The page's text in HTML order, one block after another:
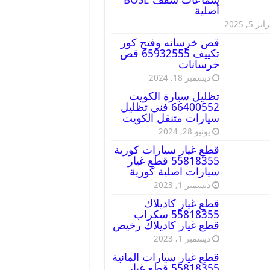
أصلية
5, 2025
قص خرسانه وفتح كور
تكييف 65932555 قص
خرسانات
ديسمبر 18, 2024
تظليل سيارة الكويت
66400552 فني تظليل
سيارات متنقل الكويت
يونيو 28, 2024
قطع غيار سيارات كورية
55818355 قطع غيار
سيارات اصلية كورية
ديسمبر 1, 2023
قطع غيار كاديلاك
55818355 سكراب
قطع غيار كاديلاك رخيص
ديسمبر 1, 2023
قطع غيار سيارات المانية